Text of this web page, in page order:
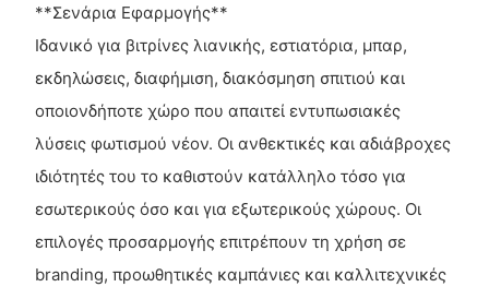
**Σενάρια Εφαρμογής**
Ιδανικό για βιτρίνες λιανικής, εστιατόρια, μπαρ,
εκδηλώσεις, διαφήμιση, διακόσμηση σπιτιού και
οποιονδήποτε χώρο που απαιτεί εντυπωσιακές
λύσεις φωτισμού νέον. Οι ανθεκτικές και αδιάβροχες
ιδιότητές του το καθιστούν κατάλληλο τόσο για
εσωτερικούς όσο και για εξωτερικούς χώρους. Οι
επιλογές προσαρμογής επιτρέπουν τη χρήση σε
branding, προωθητικές καμπάνιες και καλλιτεχνικές